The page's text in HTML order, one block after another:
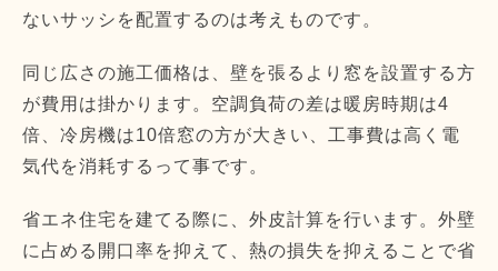
ないサッシを配置するのは考えものです。
同じ広さの施工価格は、壁を張るより窓を設置する方
が費用は掛かります。空調負荷の差は暖房時期は4
倍、冷房機は10倍窓の方が大きい、工事費は高く電
気代を消耗するって事です。
省エネ住宅を建てる際に、外皮計算を行います。外壁
に占める開口率を抑えて、熱の損失を抑えることで省